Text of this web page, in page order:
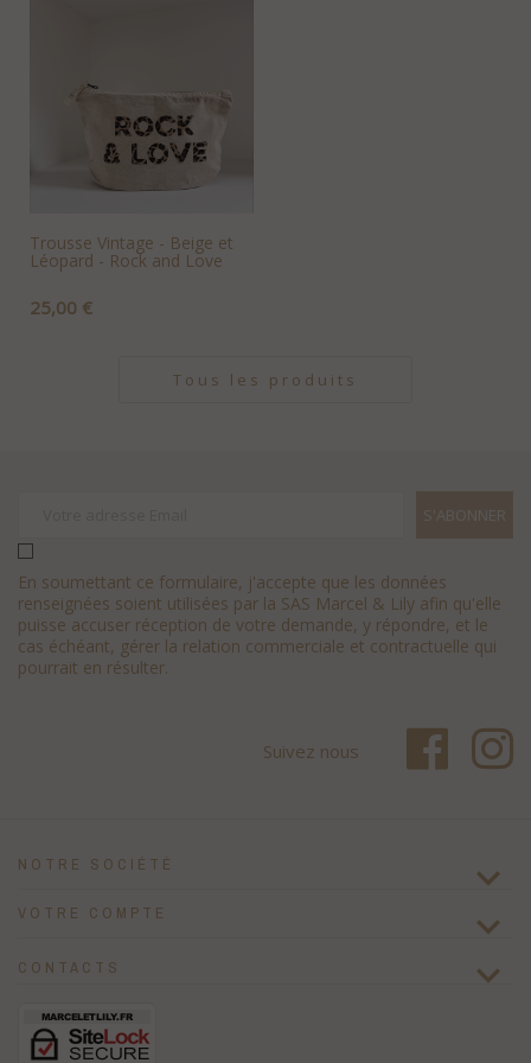
Trousse Vintage - Beige et
Léopard - Rock and Love
Prix
25,00 €
Tous les produits
En soumettant ce formulaire, j'accepte que les données
renseignées soient utilisées par la SAS Marcel & Lily afin qu'elle
puisse accuser réception de votre demande, y répondre, et le
cas échéant, gérer la relation commerciale et contractuelle qui
pourrait en résulter.
Suivez nous
NOTRE SOCIÉTÉ 
VOTRE COMPTE 
CONTACTS 